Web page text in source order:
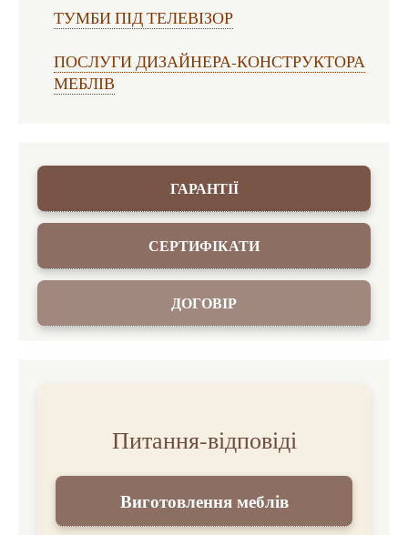
ТУМБИ ПІД ТЕЛЕВІЗОР
ПОСЛУГИ ДИЗАЙНЕРА-КОНСТРУКТОРА
МЕБЛІВ
ГАРАНТІЇ
СЕРТИФІКАТИ
ДОГОВІР
Питання-відповіді
Виготовлення меблів